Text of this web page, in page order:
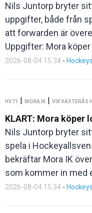
Nils Juntorp bryter
uppgifter, både från
att forwarden är
Uppgifter: Mora
2026-08-04 15:34 -
HV71 | MORA IK | VIK VÄSTERÅS
KLART: Mora köper
Nils Juntorp bryter
spela i
bekräftar Mora IK
som kommer in med
2026-08-04 15:34 -